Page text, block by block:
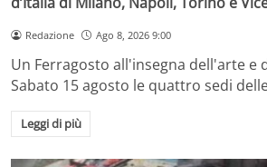
Redazione Ago 8, 2026 9:00
Un Ferragosto all'insegna dell'arte e
Sabato 15 agosto le quattro sedi
Leggi di più